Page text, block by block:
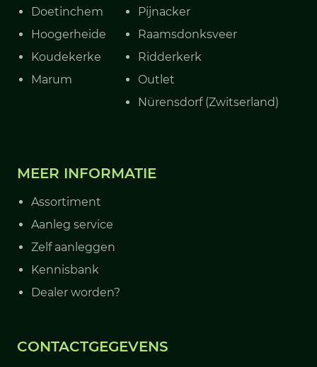
Doetinchem
Hoogerheide
Koudekerke
Marum
Pijnacker
Raamsdonksveer
Ridderkerk
Outlet
Nürensdorf (Zwitserland)
MEER INFORMATIE
Assortiment
Aanleg service
Zelf aanleggen
Kennisbank
Dealer worden?
CONTACTGEGEVENS